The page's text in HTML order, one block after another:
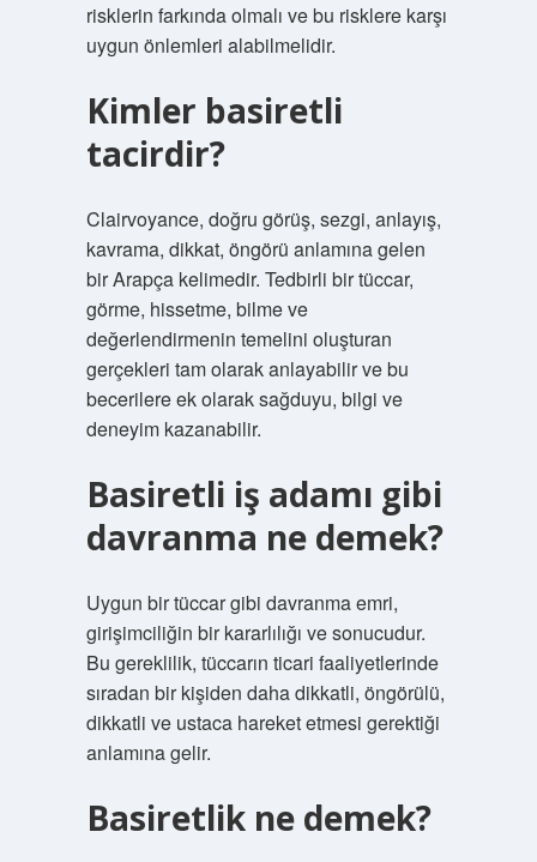
risklerin farkında olmalı ve bu risklere karşı
uygun önlemleri alabilmelidir.
Kimler basiretli
tacirdir?
Clairvoyance, doğru görüş, sezgi, anlayış,
kavrama, dikkat, öngörü anlamına gelen
bir Arapça kelimedir. Tedbirli bir tüccar,
görme, hissetme, bilme ve
değerlendirmenin temelini oluşturan
gerçekleri tam olarak anlayabilir ve bu
becerilere ek olarak sağduyu, bilgi ve
deneyim kazanabilir.
Basiretli iş adamı gibi
davranma ne demek?
Uygun bir tüccar gibi davranma emri,
girişimciliğin bir kararlılığı ve sonucudur.
Bu gereklilik, tüccarın ticari faaliyetlerinde
sıradan bir kişiden daha dikkatli, öngörülü,
dikkatli ve ustaca hareket etmesi gerektiği
anlamına gelir.
Basiretlik ne demek?